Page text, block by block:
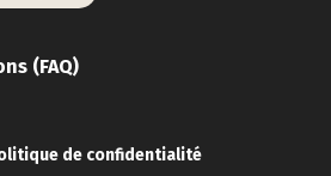
(FAQ)
de confidentialité